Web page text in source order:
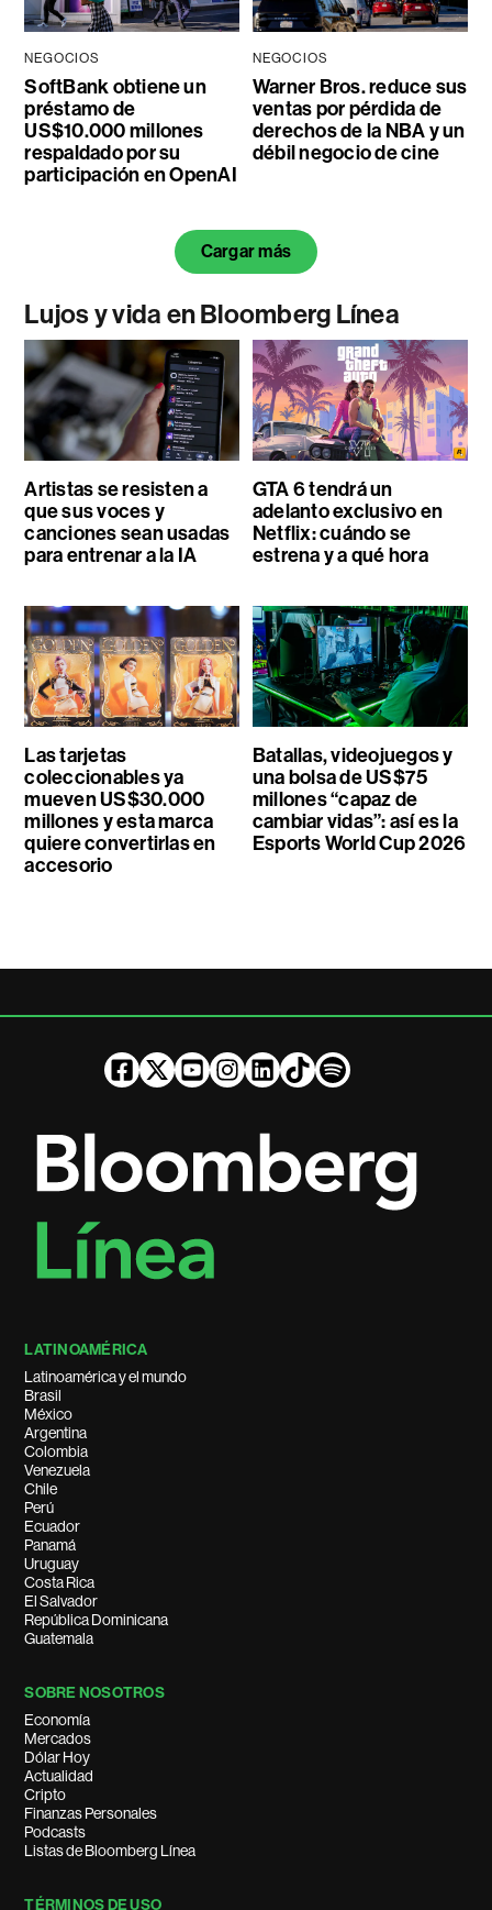
NEGOCIOS
SoftBank obtiene un
préstamo de
US$10.000 millones
respaldado por su
participación en OpenAI
NEGOCIOS
Warner Bros. reduce sus
ventas por pérdida de
derechos de la NBA y un
débil negocio de cine
Cargar más
Lujos y vida en Bloomberg Línea
Artistas se resisten a
que sus voces y
canciones sean usadas
para entrenar a la IA
GTA 6 tendrá un
adelanto exclusivo en
Netflix: cuándo se
estrena y a qué hora
Las tarjetas
coleccionables ya
mueven US$30.000
millones y esta marca
quiere convertirlas en
accesorio
Batallas, videojuegos y
una bolsa de US$75
millones “capaz de
cambiar vidas”: así es la
Esports World Cup 2026
LATINOAMÉRICA
Latinoamérica y el mundo
Brasil
México
Argentina
Colombia
Venezuela
Chile
Perú
Ecuador
Panamá
Uruguay
Costa Rica
El Salvador
República Dominicana
Guatemala
SOBRE NOSOTROS
Economía
Mercados
Dólar Hoy
Actualidad
Cripto
Finanzas Personales
Podcasts
Listas de Bloomberg Línea
TÉRMINOS DE USO